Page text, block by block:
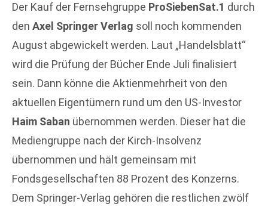
Der Kauf der Fernsehgruppe ProSiebenSat.1 durch
den Axel Springer Verlag soll noch kommenden
August abgewickelt werden. Laut „Handelsblatt“
wird die Prüfung der Bücher Ende Juli finalisiert
sein. Dann könne die Aktienmehrheit von den
aktuellen Eigentümern rund um den US-Investor
Haim Saban übernommen werden. Dieser hat die
Mediengruppe nach der Kirch-Insolvenz
übernommen und hält gemeinsam mit
Fondsgesellschaften 88 Prozent des Konzerns.
Dem Springer-Verlag gehören die restlichen zwölf